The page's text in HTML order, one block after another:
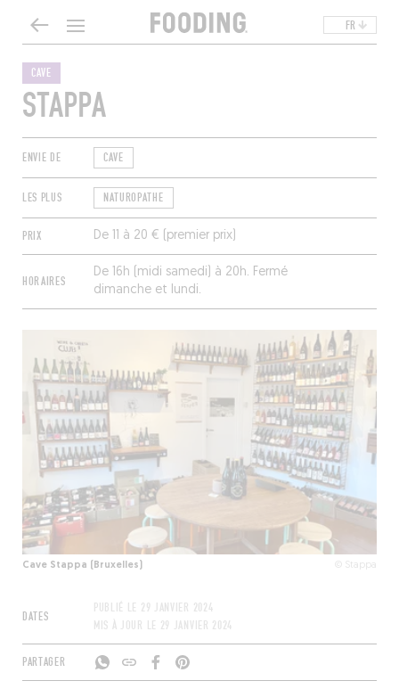
FR
CAVE
STAPPA
ENVIE DE CAVE
LES PLUS NATUROPATHE
PRIX De 11 à 20 € (premier prix)
HORAIRES
De 16h (midi samedi) à 20h. Fermé
dimanche et lundi.
Cave Stappa (Bruxelles) © Stappa
DATES
PUBLIÉ LE 29 JANVIER 2024
MIS À JOUR LE 29 JANVIER 2024
PARTAGER